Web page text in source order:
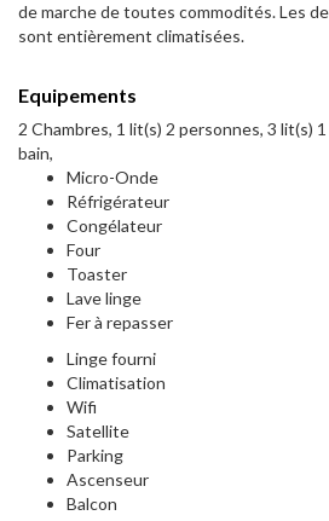
de marche de toutes commodités. Les
sont entièrement climatisées.
Equipements
2 Chambres, 1 lit(s) 2 personnes, 3 lit(s)
bain,
Micro-Onde
Réfrigérateur
Congélateur
Four
Toaster
Lave linge
Fer à repasser
Linge fourni
Climatisation
Wifi
Satellite
Parking
Ascenseur
Balcon